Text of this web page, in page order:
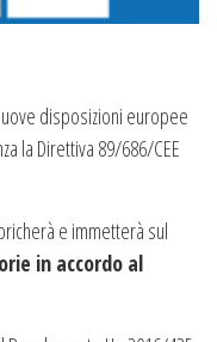
disposizioni europee
la Direttiva 89/686/CEE
e immetterà sul
in accordo al